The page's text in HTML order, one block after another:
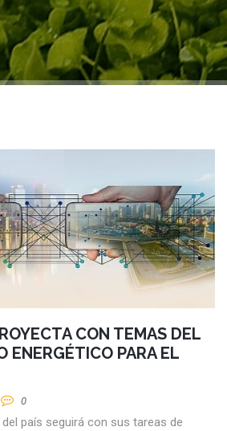
CON TEMAS DEL
ENERGÉTICO PARA EL
0
país seguirá con sus tareas de